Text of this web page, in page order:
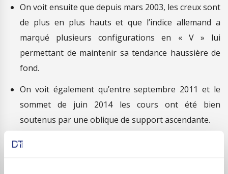
On voit ensuite que depuis mars 2003, les creux sont
de plus en plus hauts et que l’indice allemand a
marqué plusieurs configurations en « V » lui
permettant de maintenir sa tendance haussière de
fond.
On voit également qu’entre septembre 2011 et le
sommet de juin 2014 les cours ont été bien
soutenus par une oblique de support ascendante.
On voit par ailleurs et enfin que le Dax répond bien
aux overlaps ou diverses figures de continuation